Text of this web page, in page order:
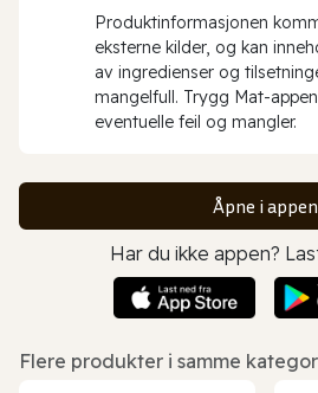
Produktinformasjonen
eksterne kilder, og kan
av ingredienser og
mangelfull. Trygg Mat-
eventuelle feil og mangler.
Åpne i appen
Har du ikke appen?
Flere produkter i samme